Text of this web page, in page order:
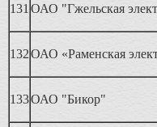
131 ОАО "Гжельская
132ОАО «Раменская
133ОАО "Бикор"